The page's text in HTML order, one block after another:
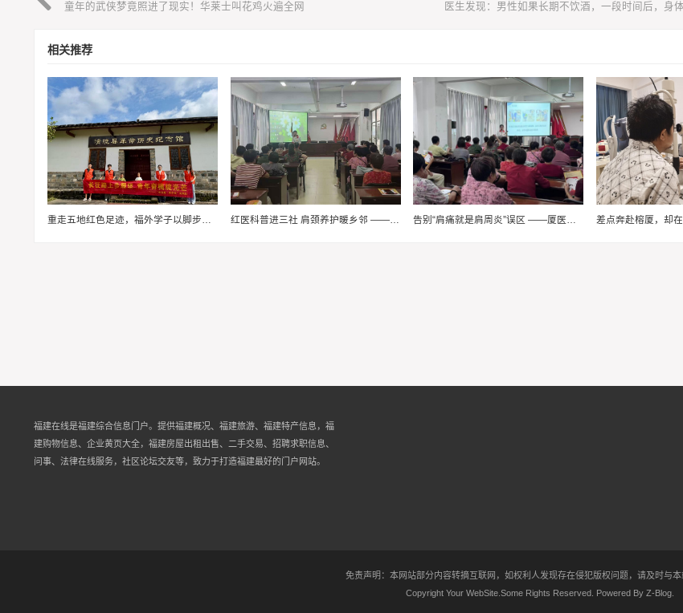
童年的武侠梦竟照进了现实！华莱士叫花鸡火遍全网
相关推荐
重走五地红色足迹，福外学子以脚步赓续长征精神 红医科普进三社 肩颈养护暖乡邻 ——厦门医学院“红医科普行·肩颈护安康”实践队走进三社村 告别“肩痛就是肩周炎”误区 ——厦医学子为三社村村民送上肩颈健康“必修课”
福建在线是福建综合信息门户。提供福建概况、福建旅游、福建特产信息，福
建购物信息、企业黄页大全，福建房屋出租出售、二手交易、招聘求职信息、
问事、法律在线服务，社区论坛交友等，致力于打造福建最好的门户网站。
免责声明：本网站部分内容转摘互联网，如权利人发现存在侵犯版权问题，请及时与本
Copyright Your WebSite.Some Rights Reserved. Powered By Z-Blog